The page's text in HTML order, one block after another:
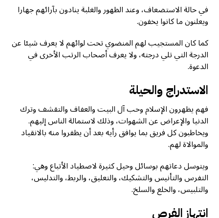
في حالة الاستضعاف، وعند الظهور والغلبة ينادون بآرائهم جهارا
ويعلنون ما كانوا يخفون.
كما كان المستجيب لهم المنضوي تحت لوائهم لا يعرف شيئا عن
الدرجة التي تلي درجته، ولا يعرف أصحاب الرتب الأخرى في
الدعوة.
الاستدراج والحيلة
فهم يظهرون الإسلام وحب آل البيت والعفاف والتقشف وترك
الدنيا والإعراض عن الشهوات، وذلك لاستمالة الناس إليهم.
ويخاطبون كل فريق بما يوافق رأيه بعد أن يظفروا منه بالانقياد
والموالاة لهم.
ويتوسل دعاتهم بوسائل وحيل كثيرة لاصطياد الأتباع وهي:
التفرس والتأنيس والتشكيك، والتعليق، والربط، والتدليس،
والتلبيس، والخلع والسلخ.
انتهاز الفرص